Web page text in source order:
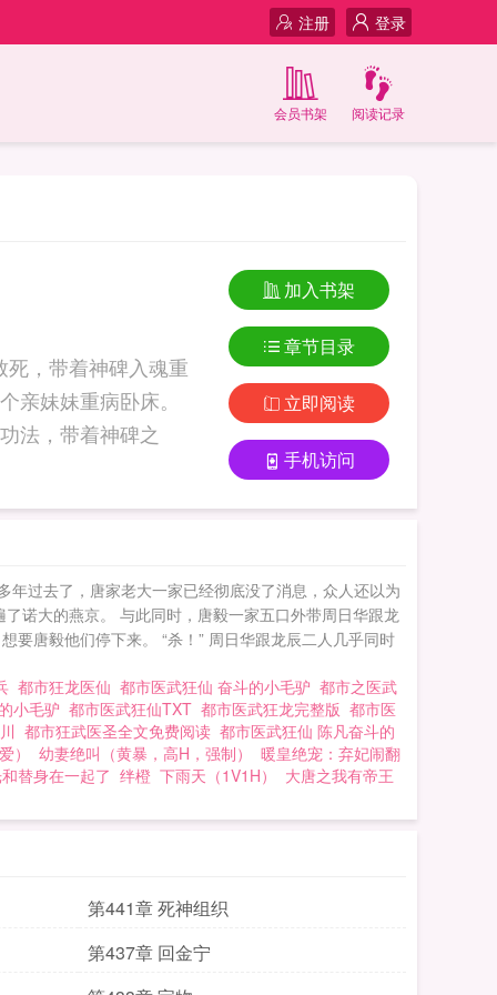
登录
注册
阅读记录
会员书架
，带着神碑入魂重
妹妹重病卧床。
法，带着神碑之
加入书架
章节目录
立即阅读
手机访问
过去了，唐家老大一家已经彻底没了消息，众人还以为
诺大的燕京。 与此同时，唐毅一家五口外带周日华跟龙
要唐毅他们停下来。 “杀！” 周日华跟龙辰二人几乎同时
都市狂龙医仙 都市医武狂仙 奋斗的小毛驴 都市之医武
小毛驴 都市医武狂仙TXT 都市医武狂龙完整版 都市医
都市狂武医圣全文免费阅读 都市医武狂仙 陈凡奋斗的
）
幼妻绝叫（黄暴，高H，强制）
暖皇绝宠：弃妃闹翻
替身在一起了 绊橙 下雨天（1V1H） 大唐之我有帝王
第441章 死神组织
第437章 回金宁